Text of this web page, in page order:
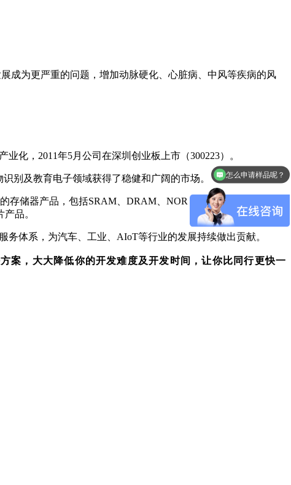
为更严重的问题，增加动脉硬化、心脏病、中风等疾病的风
化，2011年5月公司在深圳创业板上市（300223）。
及教育电子领域获得了稳健和广阔的市场。
储器产品，包括SRAM、DRAM、NOR Flash、2D NAND
品。
体系，为汽车、工业、AIoT等行业的发展持续做出贡献。
案，大大降低你的开发难度及开发时间，让你比同行更快一
怎么申请样品呢？